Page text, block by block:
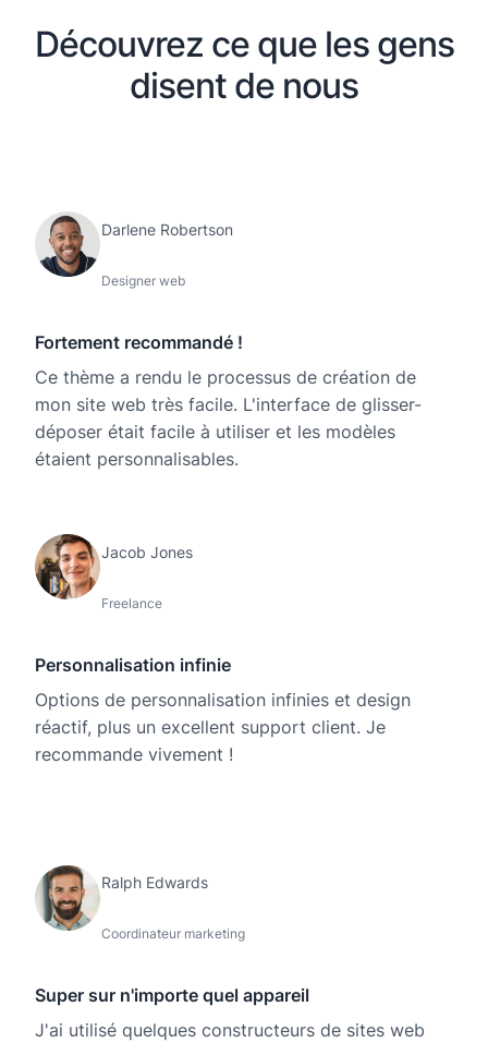
Découvrez ce que les gens
disent de nous
Darlene Robertson
Designer web
Fortement recommandé !
Ce thème a rendu le processus de création de
mon site web très facile. L'interface de glisser-
déposer était facile à utiliser et les modèles
étaient personnalisables.
Jacob Jones
Freelance
Personnalisation infinie
Options de personnalisation infinies et design
réactif, plus un excellent support client. Je
recommande vivement !
Ralph Edwards
Coordinateur marketing
Super sur n'importe quel appareil
J'ai utilisé quelques constructeurs de sites web